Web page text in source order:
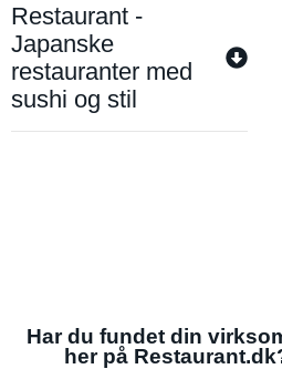
Restaurant -
Japanske
restauranter med
sushi og stil
Har du fundet din
her på